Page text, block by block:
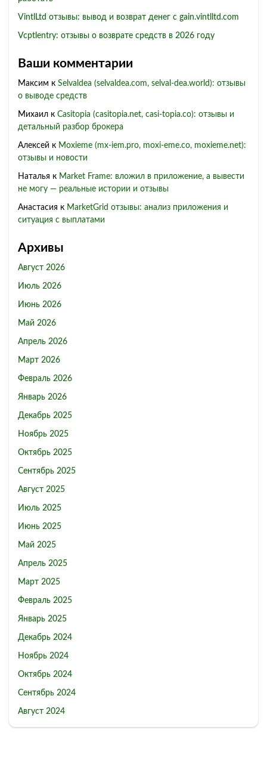
VintlLtd отзывы: вывод и возврат денег с gain.vintlltd.com
Vcptlentry: отзывы о возврате средств в 2026 году
Ваши комментарии
Максим к Selvaldea (selvaldea.com, selval-dea.world): отзывы
о выводе средств
Михаил к Casitopia (casitopia.net, casi-topia.co): отзывы и
детальный разбор брокера
Алексей к Moxieme (mx-iem.pro, moxi-eme.co, moxieme.net):
отзывы и новости
Наталья к Market Frame: вложил в приложение, а вывести
не могу — реальные истории и отзывы
Анастасия к MarketGrid отзывы: анализ приложения и
ситуация с выплатами
Архивы
Август 2026
Июль 2026
Июнь 2026
Май 2026
Апрель 2026
Март 2026
Февраль 2026
Январь 2026
Декабрь 2025
Ноябрь 2025
Октябрь 2025
Сентябрь 2025
Август 2025
Июль 2025
Июнь 2025
Май 2025
Апрель 2025
Март 2025
Февраль 2025
Январь 2025
Декабрь 2024
Ноябрь 2024
Октябрь 2024
Сентябрь 2024
Август 2024